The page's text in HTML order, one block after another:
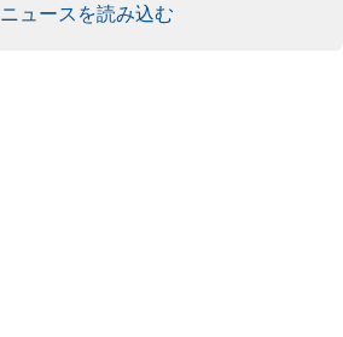
ニュースを読み込む